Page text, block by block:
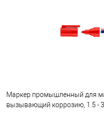
Маркер промышленный для
вызывающий коррозию, 1.5 -